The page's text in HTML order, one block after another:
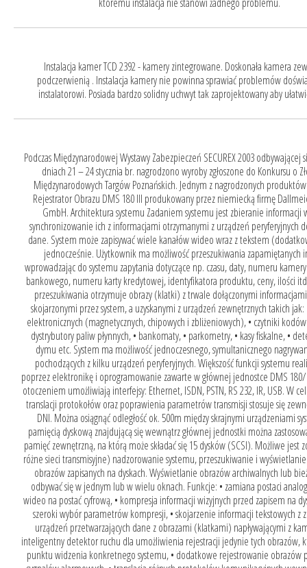
Instalacja kamer TCD 2392 - kamery zintegrowane. Doskonała kamera
podczerwienią . Instalacja kamery nie powinna sprawiać problemów
instalatorowi. Posiada bardzo solidny uchwyt tak zaprojektowany aby
Podczas Międzynarodowej Wystawy Zabezpieczeń SECUREX 2003 odbywającej się z Poznaniu w dniach 21 – 24 stycznia br. nagrodzono wyroby zgłoszone do Konkursu o Złoty Medal Międzynarodowych Targów Poznańskich. Jednym z nagrodzonych produktów jest Cyfrowy Rejestrator Obrazu DMS 180 III produkowany przez niemiecką firmę Dallmeier electronic GmbH. Architektura systemu Zadaniem systemu jest zbieranie informacji wizyjnych i synchronizowanie ich z informacjami otrzymanymi z urządzeń peryferyjnych dostarczających dane. System może zapisywać wiele kanałów wideo wraz z tekstem (dodatkowymi danymi) jednocześnie. Użytkownik ma możliwość przeszukiwania zapamiętanych informacji, wprowadzając do systemu zapytania dotyczące np. czasu, daty, numeru kamery. identyfikatora bankowego, numeru karty kredytowej, identyfikatora produktu, ceny, ilości itd.. W rezultacie przeszukiwania otrzymuje obrazy (klatki) z trwale dołączonymi informacjami tekstowymi skojarzonymi przez system, a uzyskanymi z urządzeń zewnętrznych takich jak: • czytniki kart elektronicznych (magnetycznych, chipowych i zbliżeniowych), • czytniki kodów kreskowych, • dystrybutory paliw płynnych, • bankomaty, • parkometry, • kasy fiskalne, • detektory ognia i dymu etc. System ma możliwość jednoczesnego, symultanicznego nagrywania sygnałów pochodzących z kilku urządzeń peryferyjnych. Większość funkcji systemu realizowana jest poprzez elektronikę i oprogramowanie zawarte w głównej jednostce DMS 180/ III. Kontakt jej z otoczeniem umożliwiają interfejsy: Ethernet, ISDN, PSTN, RS 232, IR, USB. W celu umożliwienia translacji protokołów oraz poprawienia parametrów transmisji stosuje się zewnętrzne moduły DNI. Można osiągnąć odległość ok. 500m między skrajnymi urządzeniami systemu. Poza pamięcią dyskową znajdującą się wewnątrz głównej jednostki można zastosować dodatkową pamięć zewnętrzną, na którą może składać się 15 dysków (SCSI). Możliwe jest zdalne (poprzez różne sieci transmisyjne) nadzorowanie systemu, przeszukiwanie i wyświetlanie informacji oraz obrazów zapisanych na dyskach. Wyświetlanie obrazów archiwalnych lub bieżących może odbywać się w jednym lub w wielu oknach. Funkcje: • zamiana postaci analogowej sygnału wideo na postać cyfrową, • kompresja informacji wizyjnych przed zapisem na dysk; możliwy jest szeroki wybór parametrów kompresji, • skojarzenie informacji tekstowych z zewnętrznych urządzeń przetwarzających dane z obrazami (klatkami) napływającymi z kamer wideo, • inteligentny detektor ruchu dla umożliwienia rejestracji jedynie tych obrazów, które są istotne z punktu widzenia konkretnego systemu, • dodatkowe rejestrowanie obrazów po wystąpieniu sygnałów alarmowych, • translacja różnych protokołów komunikacyjnych wewnątrz modułów DNI w obrębie jednego systemu; można zlecić modułowi DNI dostosowanie się do protokołów charakterystycznych dla poszczególnych producentów bankomatów. Moduły DNI dokonują również konwersji standardu transmisji RS 232 na RS 485. Podstawowe parametry: • rozdzielczość 720x576 lub 720x288, • szybkość zapisu do 50 klatek/sek (również dla wszystkich kamer), • liczba wejść dla kamer – 24, • liczba wyjść monitorowych – 3, • możliwość jednoczesnego zapisu z 24 kamer, • liczba wejść konfigurowalnych (np. dla sygnałów alarmowych) – 6, • możliwość zdalnego sterowania kamerami obrotowymi różnych producentów, • wewnętrzna pamięć dyskowa 80GB – 640 GB, • zewnętrzna pamięć dyskowa do 15 dysków SCSI (maksymalnie 15 x 180GB), • możliwość zdalnego przeglądania zarejestrowanych obrazów i informacji tekstowych poprzez: Ethernet, ISDN, PSTN, RS-232. Zalety: • certyfikaty i standardy bezpieczeństwa: VdS (ubezpieczyciele), Kalgate Imagery Bureau (sądy), UVV Kassen (banki), IZB, DVS, FIDUCIA. • podwyższone parametry eksploatacyjne: o podwyższona niezawodność- głównym zespołem systemu jest specjalny komputer przemysłowy, o stabilny system operacyjny Linux (pochodzący od profesjonalnego dostawcy); przygotowany i zabezpieczony przed włamaniem, • zabezpieczenie przed nieautoryzowanym dostępem (alarm otwarcia pokrywy, osłona gniazd kablowych, system haseł i praw dostępu), • możliwa praca w szerokim zakresie napięć zasilających (od 95 do 265 V), • ochrona antysabotażowa kamery (odłączenie kamery. zasłonięcie kamery. zmiana pozycji kamery), • separacja galwaniczna wejść oraz wyjść, • wymienny filtr przeciwpyłowy, • możliwość jednoczesnej rejestracji obrazów, odtwarzania archiwalnych obrazów i prezentacji bieżących sytuacji przed kamerami. • szeroki wybór sposobów nagrywania (ciągły, wg harmonogramu tygodniowego, na podstawie zdarzenia alarmowego, detekcji ruchu itd.), • możliwość określenia obszarów na których ruch ma być wykrywany i obszarów jedynie rejestrowanych, • czułość wykrywania ruchu i jej poziom ustawiane są oddzielnie dla każdej z kamer, • typ kompresji Wavelet (obraz nagrany posiada wszelkie szczegóły obrazu rzeczywistego, każda klatka kompresowana jest oddzielnie) • stosowanie metod kompresji zaaprobowanej przez Unię Europejską dla instytucji szczególnego ryzyka np. banków, firm ubezpieczeniowych, • możliwość ustawienia 5 poziomów kompresji, • możliwość ustalenia indywidualnego scenariusza nagrywania dla każdej z kamer (sposób nagrywania, ilość klatek/ sek, poziom kompresji), • możliwość określenia priorytetów nagrań, • 3 lub 6 letnia gwarancja • Możliwość robienia kopii zapasowych na nośnikach wewnętrznych jak: FDD, HDD, CD-R/CD-RW, JAZ lub wykonywanie kopii zapasowych na nośnikach zewnętrznych: HDD, RAID, CD-R/CD-RW/DVD-R, napędy taśmowe, napędy magnetooptyczne. Oprogramowanie pozwala na maksymalne uproszczenie tworzenia kopii zapasowych oraz tworzenie kopii automatycznie w czasie dogodnym dla użytkownika bez konieczności interwencji operatora. • Oprogramowanie zewnętrzne będące uzupełnieniem systemu DMS-1800/III pozwala na zarządzanie zdalne systemem, zmianę parametrów, zdalne uruchamianie wyjść przekaźnikowych, tworzenie kopii zapasowych, systematyzację i zarządzanie sygnałami alarmowymi przychodzącymi z rejestratora (sygnały alarmowe wyzwalają cały łańcuch zdarzeń: powiadomienie dowolnie konfigurowalnym dźwiękiem i/lub tekstem operatora, uruchomienie urządzeń zewnętrznych, uruchomienie oprogramowania dodatkowego, wysłanie wiadomości e-mail z powiadomieniem o problemie do osób o odpowiednich kompetencjach w zależności od sytuacji alarmowej) a także pozwala na tworzenie i wykorzystywanie graficznego interfejsu użytkownika. Przykładowe zastosowania: Stacje benzynowe: Poprzez połączenie systemu dystrybucji paliwa (pomp paliwowych, kas, czytników kodów kreskowych) z cyfrowym systemem rejestracji Dallmeier- DMS 180/ III, dane pochodzące z w/w urządzeń zostają przyporządkowane konkretnemu obrazowi, Oglądany obraz zostaje poszerzony o potrzebne nam informacje. Banki: Poprzez połączenie bankomatów, kas, systemu kontroli dostępu, systemu alarmowego mamy możliwość przyporządkowania danej transakcji konkretnemu obrazowi, Przykładowo istnieje możliwość wyszukiwania obrazu już nagranego na podstawie: numeru bankomatu, numeru karty kredytowej, wartości wypłaconej sumy itd. Dodatkowo cyfrowego systemu rejestracji Dallmeier - DMS 180/ III możemy używać jako narzędzia weryfikującego służącego do liczenia podczas otwierania worków z pieniędzmi. Supermarkety: Cyfrowy system rejestracji Dallmeier- DMS 180/ III zostaje połączony z systemem kas oraz czytnikami kodów kreskowych. Dzięki takiemu rozwiązaniu możemy wyszukiwać materiał nagrany na podstawie wszystkich informacji zawartych na paragonie, czyli według: nazwy danego artykułu, wartości transakcji, ceny, numeru kasjerki itd. Procesy produkcyjne Cyfrowy systemem rejestracji Dallmeier- DMS 180/ III może zostać podłączony do linii produkcyjnej. Dzięki takiemu rozwiązaniu możemy kontrolować w sposób wizualny cały proces produkcyjny. Przykładowo na podstawie kodu kreskowego możemy w archiwum odszukać konkretny produkt lub partię produktów i prześledzić ich cykl produkcyjny. Parkingi Cyfrowy systemem rejestracji Dallmeier- DMS 180/ III zostaje połączony z systemem kontroli dostępu (w tym przypadku są to najczęściej barierki) i systemem rozliczania. Dzięki takiemu rozwiązaniu możemy wyszukiwać przykładowo obrazy tylko wyjeżdżających z parkingu